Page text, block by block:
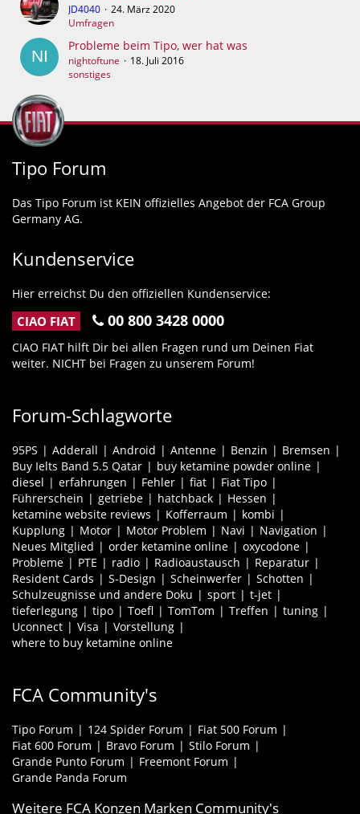
JD4040
24. März 2020
Umfragen
Probleme beim Tipo, wer hat was
nightoftune
18. Juli 2016
sonstiges
Tipo Forum
Das Tipo Forum ist KEIN offizielles Angebot der FCA Group
Germany AG.
Kundenservice
Hier erreichst Du den offiziellen Kundenservice:
CIAO FIAT 00 800 3428 0000
CIAO FIAT hilft Dir bei allen Fragen rund um Deinen Fiat
weiter. NICHT bei Fragen zu unserem Forum!
Forum-Schlagworte
95PS Adderall Android Antenne Benzin
Bremsen
Buy Ielts Band 5.5 Qatar
buy ketamine powder online
diesel
erfahrungen Fehler fiat
Fiat Tipo
Führerschein
getriebe hatchback
Hessen
ketamine website reviews
Kofferraum
kombi
Kupplung
Motor Motor Problem Navi
Navigation
Neues Mitglied
order ketamine online
oxycodone
Probleme
PTE radio Radioaustausch
Reparatur
Resident Cards
S-Design Scheinwerfer
Schotten
Schulzeugnisse und andere Doku
sport
t-jet
tieferlegung
tipo Toefl TomTom Treffen
tuning
Uconnect
Visa
Vorstellung
where to buy ketamine online
FCA Community's
Tipo Forum 124 Spider Forum
Fiat 500 Forum
Fiat 600 Forum
Bravo Forum
Stilo Forum
Grande Punto Forum
Freemont Forum
Grande Panda Forum
Weitere FCA Konzen Marken Community's